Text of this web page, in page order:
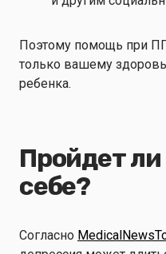
Поэтому помощь при
только вашему
ребенка.
Пройдет
себе?
Согласно